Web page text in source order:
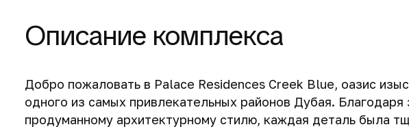
Описание комплекса
Добро пожаловать в Palace Residences Creek Blue, оазис
одного из самых привлекательных районов Дубая.
продуманному архитектурному стилю, каждая деталь была